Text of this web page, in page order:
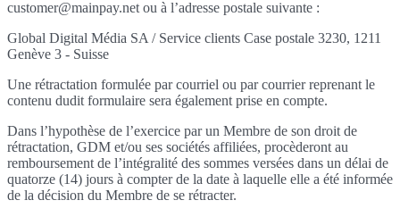
customer@mainpay.net ou à l’adresse postale suivante :
Global Digital Média SA / Service clients Case postale 3230, 1211
Genève 3 - Suisse
Une rétractation formulée par courriel ou par courrier reprenant le
contenu dudit formulaire sera également prise en compte.
Dans l’hypothèse de l’exercice par un Membre de son droit de
rétractation, GDM et/ou ses sociétés affiliées, procèderont au
remboursement de l’intégralité des sommes versées dans un délai de
quatorze (14) jours à compter de la date à laquelle elle a été informée
de la décision du Membre de se rétracter.